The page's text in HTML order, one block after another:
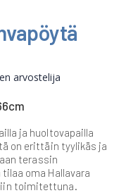
arvostelija
ja huoltovapailla
on erittäin tyylikäs ja
terassin
oma Hallavara
toimitettuna.